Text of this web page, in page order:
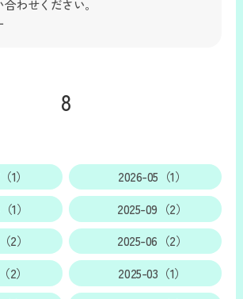
わせください。
8
1）
2026-05（1）
1）
2025-09（2）
2）
2025-06（2）
2）
2025-03（1）